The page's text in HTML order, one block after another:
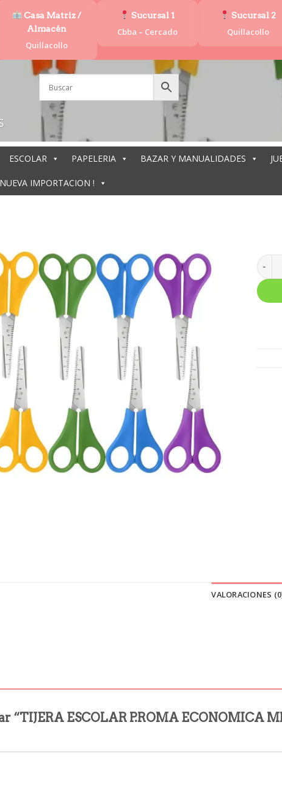
Casa Matriz /
Almacén
Quillacollo
Sucursal 1
Cbba – Cercado
Sucursal 2
Quillacollo
ESCOLAR PAPELERIA BAZAR Y MANUALIDADES
IMPORTACION !
VALORACIONES
“TIJERA ESCOLAR P.ROMA ECONOMICA